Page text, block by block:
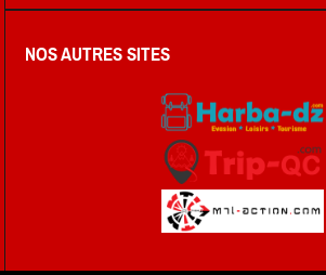
NOS AUTRES SITES